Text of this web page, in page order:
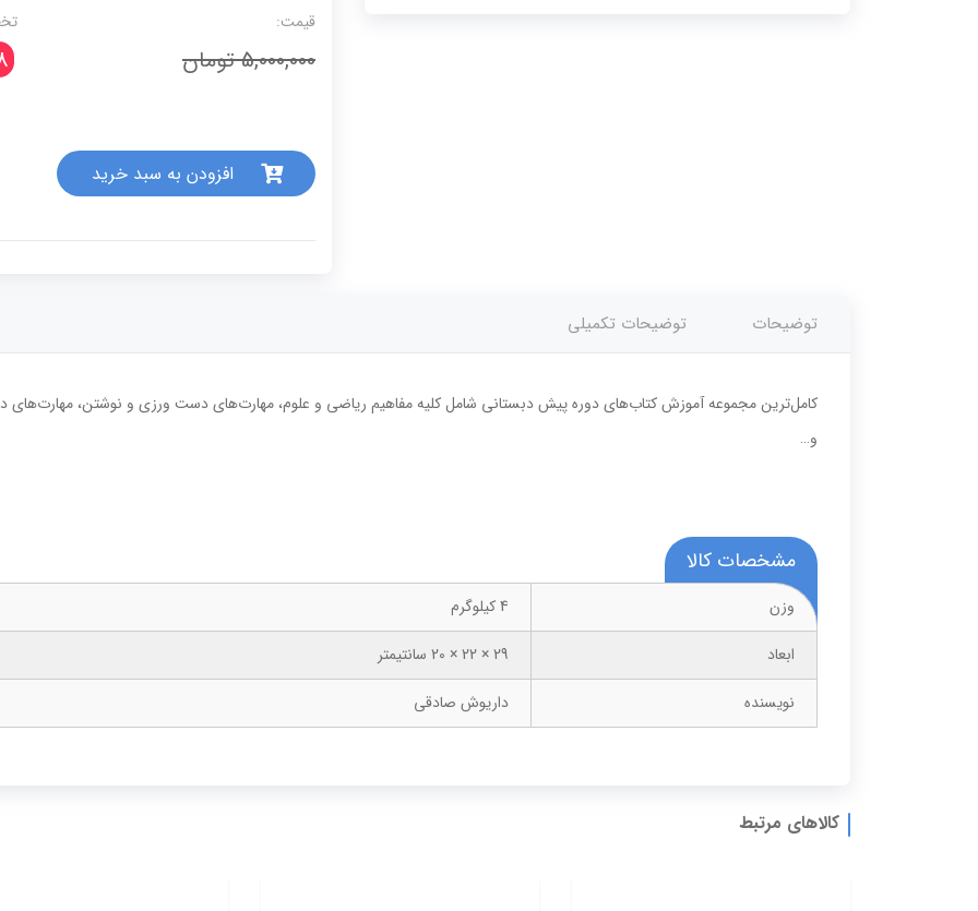
جلدی)
قیمت:
5,000,000 تومان
افزودن به سبد خرید
توضیحات توضیحات تکمیلی
کامل‌ترین مجموعه آموزش کتاب‌های دوره پیش دبستانی شامل کلیه مفاهیم ریاضی و علوم، مهارت‌های دست ورزی و نوشتن، مهارت‌های
و…
مشخصات کالا
وزن
4 کیلوگرم
ابعاد
29 × 22 × 20 سانتیمتر
نویسنده
داریوش صادقی
کالاهای مرتبط